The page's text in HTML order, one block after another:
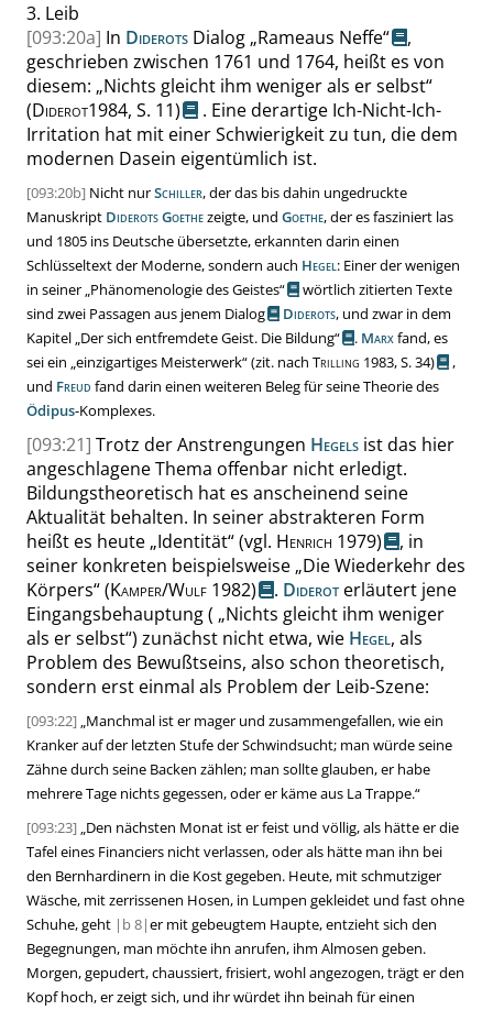
3. Leib
[093:20a] In Diderots Dialog „Rameaus Neffe“
,
geschrieben zwischen 1761 und 1764, heißt es von
diesem: „Nichts gleicht ihm weniger als er selbst“
(Diderot1984, S. 11) . Einederartige Ich-Nicht-Ich-
Irritation hat mit einer Schwierigkeit zu tun, die dem
modernen Dasein eigentümlich ist.
[093:20b] Nicht nurSchiller, der das bis dahin ungedruckte
Manuskript DiderotsGoethezeigte, und Goethe, der es fasziniert las
und 1805 ins Deutsche übersetzte, erkannten darin einen
Schlüsseltext der Moderne, sondern auch Hegel: Einer der wenigen
in seiner „Phänomenologie des Geistes“
wörtlich zitierten Texte
sind zwei Passagen aus jenem Dialog Diderots, und zwar in dem
Kapitel „Der sich entfremdete Geist. Die Bildung“ . Marxfand, es
sei ein „einzigartiges Meisterwerk“(zit. nach Trilling 1983,S. 34)
,
und Freud fand darin einen weiteren Beleg für seine Theorie des
Ödipus-Komplexes.
[093:21] Trotz der Anstrengungen Hegels ist das hier
angeschlagene Thema offenbar nicht erledigt.
Bildungstheoretisch hat es anscheinend seine
Aktualität behalten. In seiner abstrakteren Form
heißt es heute „Identität“(vgl. Henrich 1979) , in
seiner konkreten beispielsweise „Die Wiederkehr des
Körpers“(Kamper/Wulf 1982) . Dideroterläutert jene
Eingangsbehauptung ( „Nichts gleicht ihm weniger
als er selbst“) zunächst nicht etwa, wie Hegel, als
Problem des Bewußtseins, also schon theoretisch,
sondern erst einmal als Problem der Leib-Szene:
[093:22] „Manchmal ist er mager und zusammengefallen, wie ein
Kranker auf der letzten Stufe der Schwindsucht; man würde seine
Zähne durch seine Backen zählen; man sollte glauben, er habe
mehrere Tage nichts gegessen, oder er käme aus La Trappe.“
[093:23] „Den nächsten Monat ist er feist und völlig, als hätte er die
Tafel eines Financiers nicht verlassen, oder als hätte man ihn bei
den Bernhardinern in die Kost gegeben. Heute, mit schmutziger
Wäsche, mit zerrissenen Hosen, in Lumpen gekleidet und fast ohne
Schuhe, geht | b8|er mit gebeugtem Haupte, entzieht sich den
Begegnungen, man möchte ihn anrufen, ihm Almosen geben.
Morgen, gepudert, chaussiert, frisiert, wohl angezogen, trägt er den
Kopf hoch, er zeigt sich, und ihr würdet ihn beinah für einen